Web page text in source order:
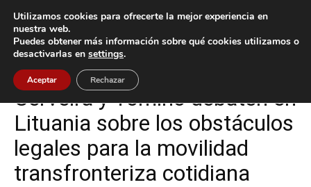
Inicio Tomiño
Tomiño
Cerveira y Tomiño debaten en
Lituania sobre los obstáculos
legales para la movilidad
transfronteriza cotidiana
Utilizamos cookies para ofrecerte la mejor experiencia en
nuestra web.
Puedes obtener más información sobre qué cookies utilizamos o
desactivarlas en settings.
Aceptar Rechazar